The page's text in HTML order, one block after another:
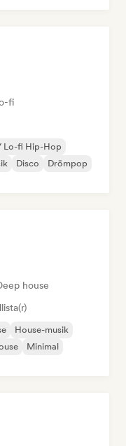
fi
Lo-fi Hip-Hop
Disco
Drömpop
house
House-musik
Minimal